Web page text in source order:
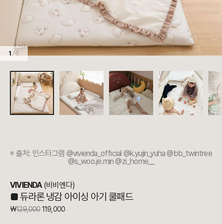
1 / 6
※ 출처: 인스타그램 @vivienda_official @k.yujin_yuha @bb_twintree
@s_woo.je.min @zi_home__
VIVIENDA(비비엔다)
■ 듀라론 냉감 아이싱 아기 쿨패드
₩129,000119,000